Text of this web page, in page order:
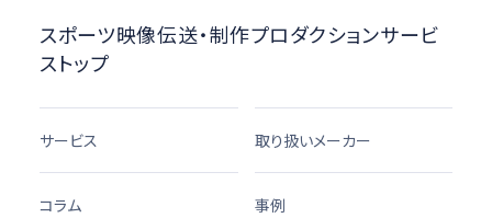
スポーツ映像伝送・制作プロダクションサービ
ストップ
サービス 取り扱いメーカー
コラム 事例